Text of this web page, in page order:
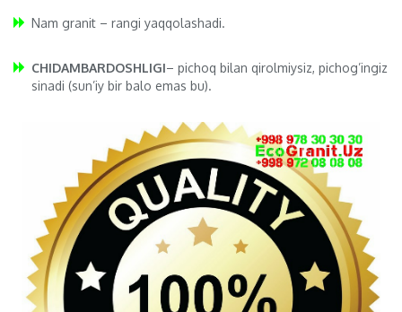
Nam granit – rangi yaqqolashadi.
CHIDAMBARDOSHLIGI– pichoq bilan qirolmiysiz, pichog’ingiz
sinadi (sun’iy bir balo emas bu).